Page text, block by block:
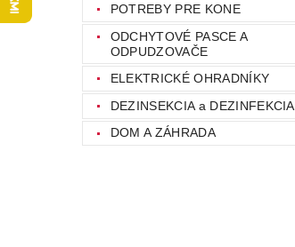
POTREBY PRE KONE
ODCHYTOVÉ PASCE A
ODPUDZOVAČE
ELEKTRICKÉ OHRADNÍKY
DEZINSEKCIA a DEZINFEKCIA
DOM A ZÁHRADA